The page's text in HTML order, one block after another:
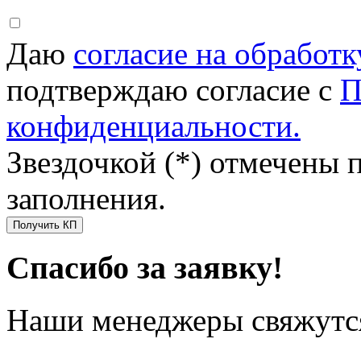
Даю согласие на
подтверждаю согласие с
конфиденциальности.
Звездочкой (*) отмечены
заполнения.
Получить КП
Спасибо за заявку!
Наши менеджеры